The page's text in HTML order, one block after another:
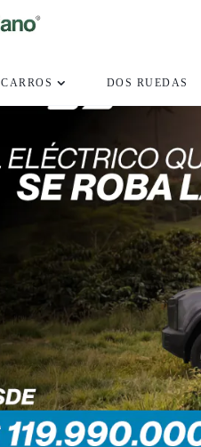
CARROS DOS RUEDAS